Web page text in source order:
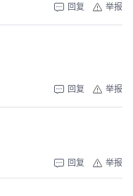
举报
回复
举报
回复
举报
回复